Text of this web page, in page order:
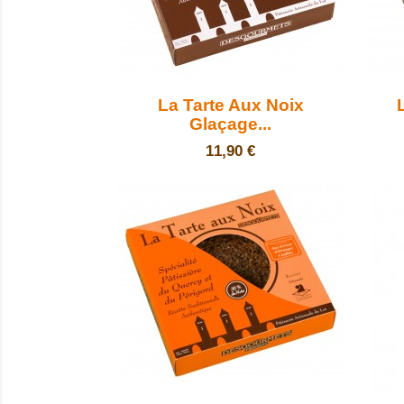
La Tarte Aux Noix
Glaçage...
Prix
11,90 €
Aperçu rapide